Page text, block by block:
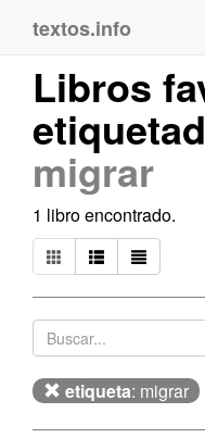
textos.info
Libros
migrar
1 libro encontrado.
etiqueta: migrar